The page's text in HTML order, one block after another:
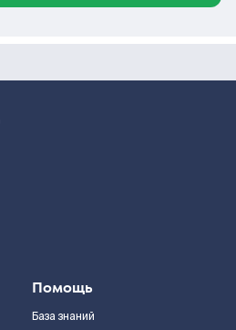
Помощь
База знаний